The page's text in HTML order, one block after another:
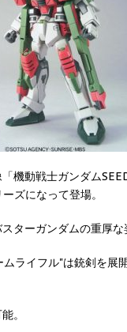
機動戦士ガンダム
ズになって登場。
ターガンダムの重厚な
ライフル"は銃剣を展
。